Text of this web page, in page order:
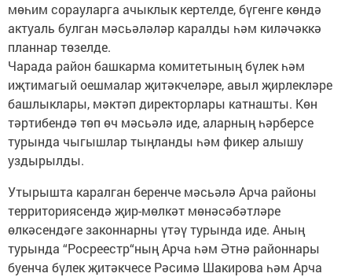
мөһим сорауларга ачыклык кертелде, бүгенге көндә
актуаль булган мәсьәләләр каралды һәм киләчәккә
планнар төзелде.
Чарада район башкарма комитетының бүлек һәм
иҗтимагый оешмалар җитәкчеләре, авыл җирлекләре
башлыклары, мәктәп директорлары катнашты. Көн
тәртибендә төп өч мәсьәлә иде, аларның һәрберсе
турында чыгышлар тыңланды һәм фикер алышу
уздырылды.
Утырышта каралган беренче мәсьәлә Арча районы
территориясендә җир-мөлкәт мөнәсәбәтләре
өлкәсендәге законнарны үтәү турында иде. Аның
турында “Росреестр“ның Арча һәм Әтнә районнары
буенча бүлек җитәкчесе Рәсимә Шакирова һәм Арча